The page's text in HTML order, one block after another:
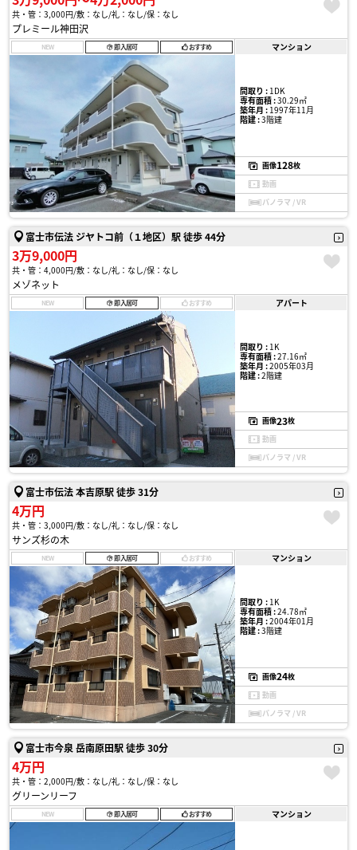
共・管：3,000円 敷：なし 礼：なし 保：なし
プレミール神田沢
NEW 即入居可 おすすめ マンション
間取り :1DK
専有面積 :30.29㎡
築年月 :1997年11月
階建 :3階建
画像128枚
動画
パノラマ / VR
富士市伝法 ジヤトコ前（１地区）駅 徒歩 44分
3万9,000円
共・管：4,000円 敷：なし 礼：なし 保：なし
メゾネット
NEW 即入居可 おすすめ アパート
間取り :1K
専有面積 :27.16㎡
築年月 :2005年03月
階建 :2階建
画像23枚
動画
パノラマ / VR
富士市伝法 本吉原駅 徒歩 31分
4万円
共・管：3,000円 敷：なし 礼：なし 保：なし
サンズ杉の木
NEW 即入居可 おすすめ マンション
間取り :1K
専有面積 :24.78㎡
築年月 :2004年01月
階建 :3階建
画像24枚
動画
パノラマ / VR
富士市今泉 岳南原田駅 徒歩 30分
4万円
共・管：2,000円 敷：なし 礼：なし 保：なし
グリーンリーフ
NEW 即入居可 おすすめ マンション